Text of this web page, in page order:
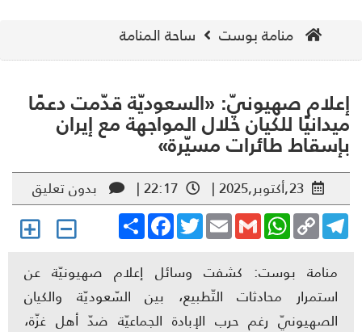
منامة بوست ساحة المنامة
صهيونيّ: «السعوديّة قدّمت دعمًا
للكيان خلال المواجهة مع إيران
طائرات مسيّرة»
23,أكتوبر,2025 | 22:17 |
بدون تعليق
Share
FacebookTwitterEmailGmail
WhatsAppCopy
Link
منامة بوست: كشفت وسائل إعلام صهيونيّة عن
استمرار محادثات التّطبيع، بين السّعوديّة والكيان
الصهيونيّ رغم حرب الإبادة الجماعيّة ضدّ أهل غزّة،